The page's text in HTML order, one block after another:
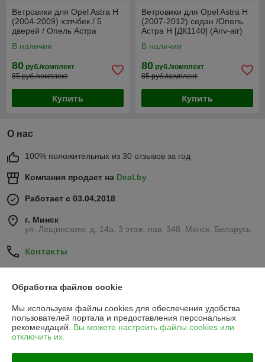
Ветровики для Opel Astra H
(2004-2009) хэтчбек / 5
дверей / Опель Астра
В наличии
80 руб./комплект
85 руб./комплект
Купить
Ветровики для Opel Astra H
(2007-2012) седан /Опель
Астра Н [ДК1140] (Anv-air)
В наличии
80 руб./комплект
85 руб./комплект
Купить
О нас
100% положительных из 30 отзывов за год
Компания продает на Deal.by
Работает с 03.04.2018
г. Минск
ул. Лещинского, д. 14а, 3 этаж, пав. 348, Минск, Беларусь
Контакты
Отзывы о магазине
486 отзывов за всё время
Обработка файлов cookie
Мы используем файлы cookies для обеспечения удобства
пользователей портала и предоставления персональных
рекомендаций. Вы можете настроить файлы cookies или
отключить их.